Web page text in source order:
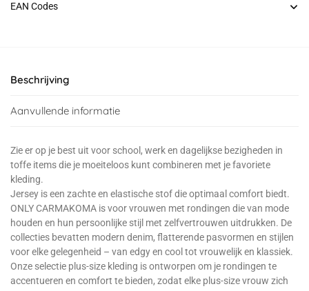
EAN Codes
Beschrijving
Aanvullende informatie
Zie er op je best uit voor school, werk en dagelijkse bezigheden in
toffe items die je moeiteloos kunt combineren met je favoriete
kleding.
Jersey is een zachte en elastische stof die optimaal comfort biedt.
ONLY CARMAKOMA is voor vrouwen met rondingen die van mode
houden en hun persoonlijke stijl met zelfvertrouwen uitdrukken. De
collecties bevatten modern denim, flatterende pasvormen en stijlen
voor elke gelegenheid – van edgy en cool tot vrouwelijk en klassiek.
Onze selectie plus-size kleding is ontworpen om je rondingen te
accentueren en comfort te bieden, zodat elke plus-size vrouw zich